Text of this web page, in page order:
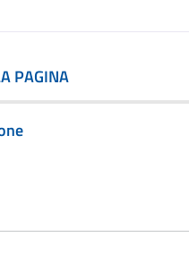
PAGINA